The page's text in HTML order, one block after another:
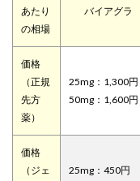
あたり
の相場
バイアグラ
価格
（正規
先方
薬）
25mg：1,300円
50mg：1,600円
価格
（ジェ
25mg：450円